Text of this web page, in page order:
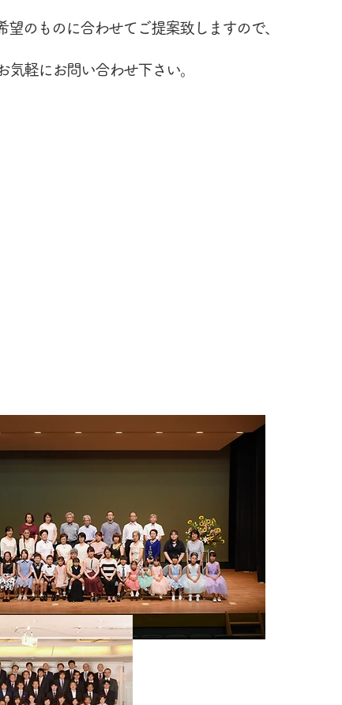
望のものに合わせてご提案致しますので、
気軽にお問い合わせ下さい。